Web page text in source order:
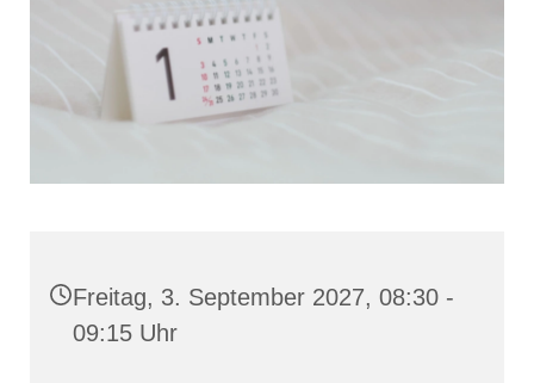
Freitag, 3. September 2027, 08:30 -
09:15 Uhr